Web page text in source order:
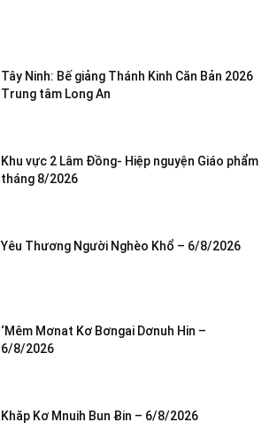
Tây Ninh: Bế giảng Thánh Kinh Căn Bản 2026
Trung tâm Long An
Khu vực 2 Lâm Đồng- Hiệp nguyện Giáo phẩm
tháng 8/2026
Yêu Thương Người Nghèo Khổ – 6/8/2026
‘Mêm Mơnat Kơ Bơngai Dơnuh Hin –
6/8/2026
Khăp Kơ Mnuih Bun Ƀin – 6/8/2026